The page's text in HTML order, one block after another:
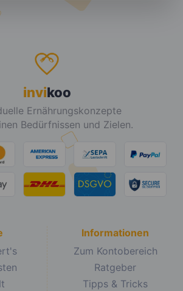
invikoo
Ernährungskonzepte
Bedürfnissen und Zielen.
Informationen
Zum Kontobereich
Ratgeber
Tipps & Tricks